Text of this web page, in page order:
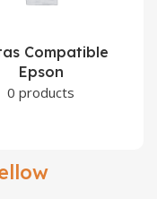
Compatible
Epson
0 products